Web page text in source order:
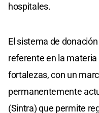
hospitales.
El sistema de
referente en la
fortalezas, con un
permanentemente
(Sintra) que permite